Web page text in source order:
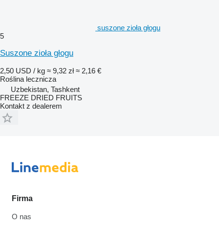
suszone zioła głogu
5
Suszone zioła głogu
2,50 USD / kg ≈ 9,32 zł ≈ 2,16 €
Roślina lecznicza
Uzbekistan, Tashkent
FREEZE DRIED FRUITS
Kontakt z dealerem
Firma
O nas